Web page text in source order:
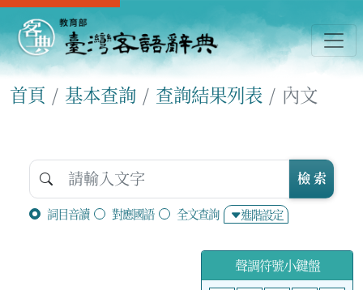
首頁 基本查詢 查詢結果列表 內文
詞目音讀 對應國語 全文查詢 進階設定
檢 索
聲調符號小鍵盤